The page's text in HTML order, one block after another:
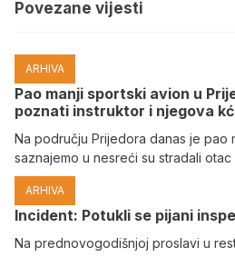
Povezane vijesti
ARHIVA
Pao manji sportski avion u
poznati instruktor i njegova
Na području Prijedora danas je pao
saznajemo u nesreći su stradali otac
ARHIVA
Incident: Potukli se pijani
Na prednovogodišnjoj proslavi u